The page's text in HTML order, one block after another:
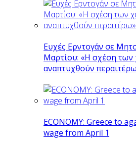
Ευχές Ερντογάν σε
Μαρτίου: «Η σχέση
αναπτυχθούν
ECONOMY: Greece to
wage from April 1